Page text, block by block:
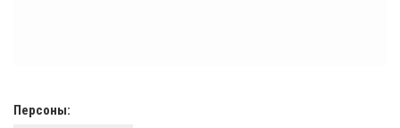
Персоны: